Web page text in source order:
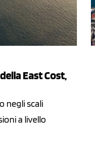
East Cost,
negli scali
a livello